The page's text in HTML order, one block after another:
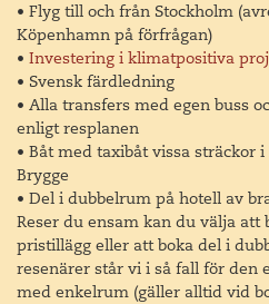
Avståndet mellan Rotterdam
sju mil och däremellan ligger
huvudstad Haag och den
Här anlades ett universitet
berömdheter studerat så som
of England samt Carl von Linné
lärljungar. Rembrandt föddes
student vid universitetet.
På morgonen tar vi bussen till
kanalerna, väderkvarnarna och
föddes. Efter ett besök med
pannkakshus beger vi oss
• Flyg till och från Stockholm
Köpenhamn på förfrågan)
• Investering i klimatpositiva
• Svensk färdledning
• Alla transfers med egen buss
enligt resplanen
• Båt med taxibåt vissa sträckor
Brygge
• Del i dubbelrum på hotell av
Reser du ensam kan du välja att
pristillägg eller att boka del i
resenärer står vi i så fall för den
med enkelrum (gäller alltid vid